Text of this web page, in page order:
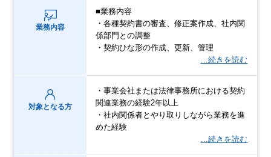
業務内容
■業務内容
・各種契約書の審査、修正案作成、社内関
係部門との調整
・契約ひな形の作成、更新、管理
…続きを読む
対象となる方
・事業会社または法律事務所における契約
関連業務の経験2年以上
・社内関係者とやり取りしながら業務を進
めた経験
…続きを読む